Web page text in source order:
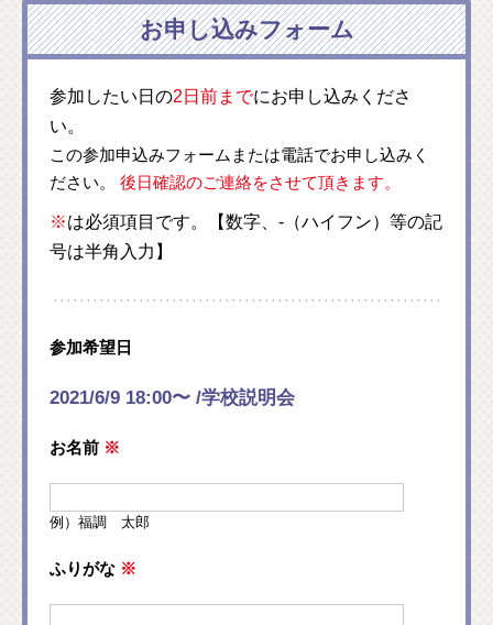
お申し込みフォーム
参加したい日の2日前までにお申し込みくださ
い。
この参加申込みフォームまたは電話でお申し込みく
ださい。 後日確認のご連絡をさせて頂きます。
※は必須項目です。【数字、-（ハイフン）等の記
号は半角入力】
参加希望日
2021/6/9 18:00〜 /学校説明会
お名前 ※
例）福調 太郎
ふりがな ※